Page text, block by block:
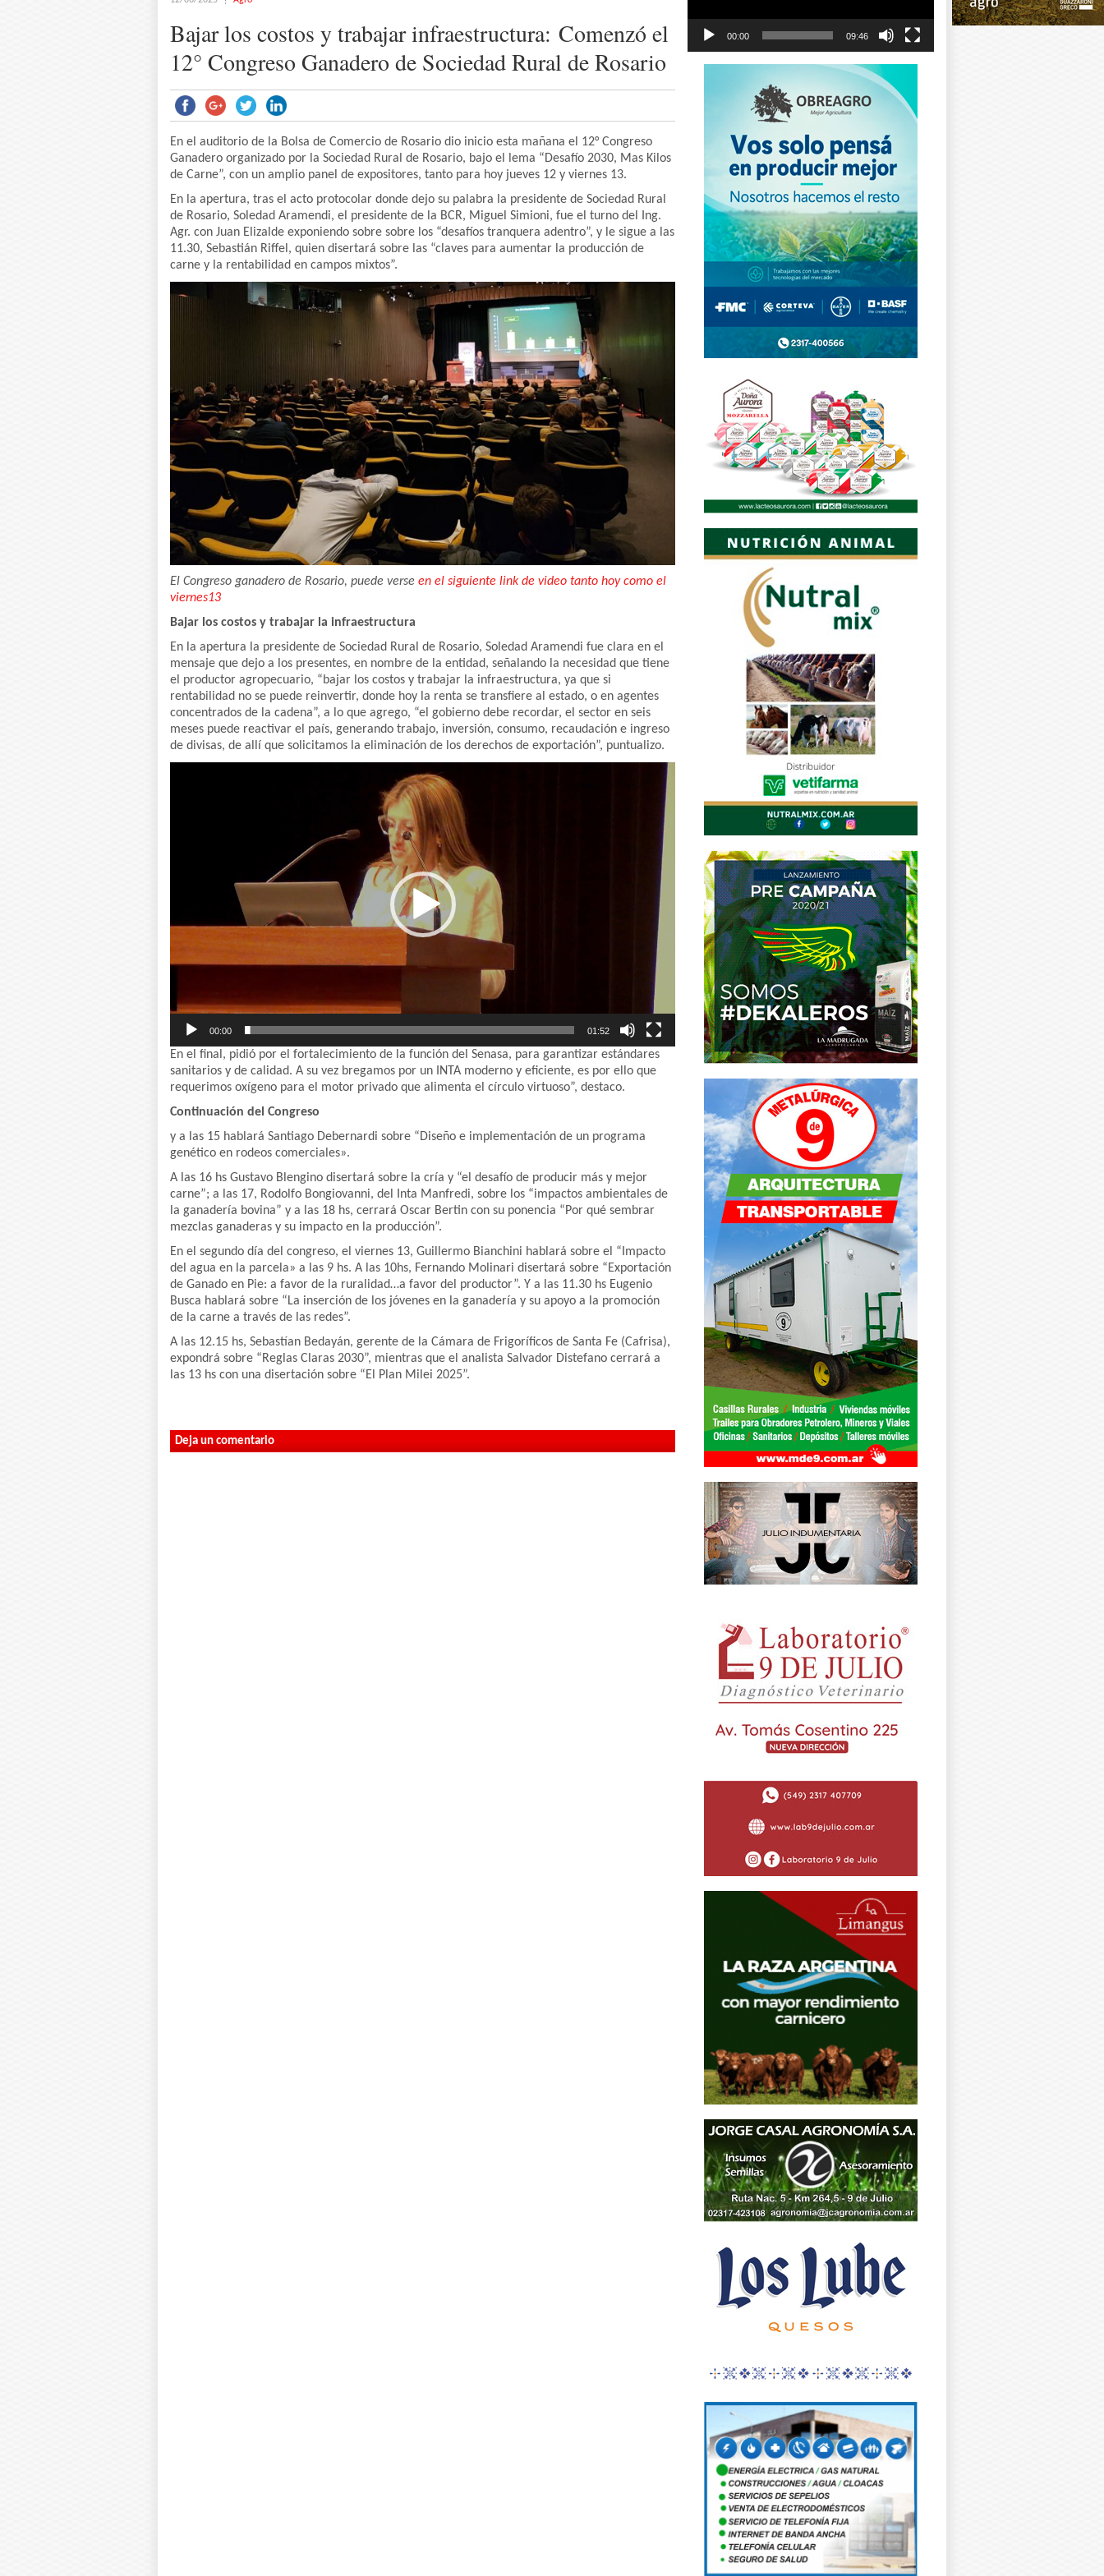
Bajar los costos y trabajar infraestructura: Comenzó el
12° Congreso Ganadero de Sociedad Rural de Rosario
En el auditorio de la Bolsa de Comercio de Rosario dio inicio esta mañana el 12° Congreso
Ganadero organizado por la Sociedad Rural de Rosario, bajo el lema “Desafío 2030, Mas Kilos
de Carne”, con un amplio panel de expositores, tanto para hoy jueves 12 y viernes 13.
En la apertura, tras el acto protocolar donde dejo su palabra la presidente de Sociedad Rural
de Rosario, Soledad Aramendi, el presidente de la BCR, Miguel Simioni, fue el turno del Ing.
Agr. con Juan Elizalde exponiendo sobre sobre los “desafíos tranquera adentro”, y le sigue a las
11.30, Sebastián Riffel, quien disertará sobre las “claves para aumentar la producción de
carne y la rentabilidad en campos mixtos”.
El Congreso ganadero de Rosario, puede verse en el siguiente link de video tanto hoy como el
viernes13
Bajar los costos y trabajar la infraestructura
En la apertura la presidente de Sociedad Rural de Rosario, Soledad Aramendi fue clara en el
mensaje que dejo a los presentes, en nombre de la entidad, señalando la necesidad que tiene
el productor agropecuario, “bajar los costos y trabajar la infraestructura, ya que si
rentabilidad no se puede reinvertir, donde hoy la renta se transfiere al estado, o en agentes
concentrados de la cadena”, a lo que agrego, “el gobierno debe recordar, el sector en seis
meses puede reactivar el país, generando trabajo, inversión, consumo, recaudación e ingreso
de divisas, de allí que solicitamos la eliminación de los derechos de exportación”, puntualizo.
00:00 01:52
En el final, pidió por el fortalecimiento de la función del Senasa, para garantizar estándares
sanitarios y de calidad. A su vez bregamos por un INTA moderno y eficiente, es por ello que
requerimos oxígeno para el motor privado que alimenta el círculo virtuoso”, destaco.
Continuación del Congreso
y a las 15 hablará Santiago Debernardi sobre “Diseño e implementación de un programa
genético en rodeos comerciales».
A las 16 hs Gustavo Blengino disertará sobre la cría y “el desafío de producir más y mejor
carne”; a las 17, Rodolfo Bongiovanni, del Inta Manfredi, sobre los “impactos ambientales de
la ganadería bovina” y a las 18 hs, cerrará Oscar Bertin con su ponencia “Por qué sembrar
mezclas ganaderas y su impacto en la producción”.
En el segundo día del congreso, el viernes 13, Guillermo Bianchini hablará sobre el “Impacto
del agua en la parcela» a las 9 hs. A las 10hs, Fernando Molinari disertará sobre “Exportación
de Ganado en Pie: a favor de la ruralidad…a favor del productor”. Y a las 11.30 hs Eugenio
Busca hablará sobre “La inserción de los jóvenes en la ganadería y su apoyo a la promoción
de la carne a través de las redes”.
A las 12.15 hs, Sebastían Bedayán, gerente de la Cámara de Frigoríficos de Santa Fe (Cafrisa),
expondrá sobre “Reglas Claras 2030”, mientras que el analista Salvador Distefano cerrará a
las 13 hs con una disertación sobre “El Plan Milei 2025”.
Deja un comentario
00:00 09:46